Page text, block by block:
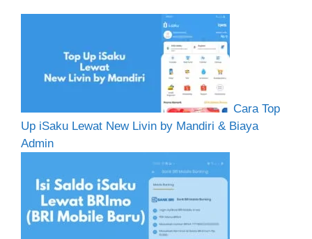
Cara Top
Up iSaku Lewat New Livin by Mandiri & Biaya
Admin